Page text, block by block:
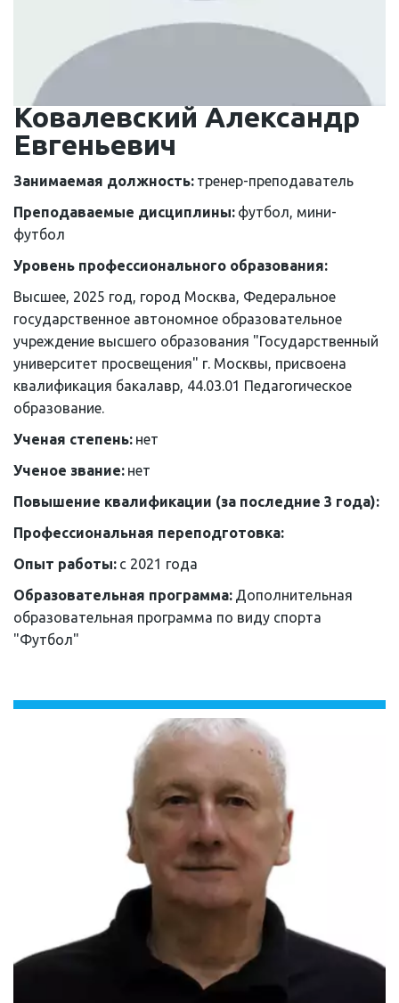
Ковалевский Александр
Евгеньевич
Занимаемая должность: тренер-преподаватель
Преподаваемые дисциплины: футбол, мини-
футбол
Уровень профессионального образования:
Высшее, 2025 год, город Москва, Федеральное
государственное автономное образовательное
учреждение высшего образования "Государственный
университет просвещения" г. Москвы, присвоена
квалификация бакалавр, 44.03.01 Педагогическое
образование.
Ученая степень: нет
Ученое звание: нет
Повышение квалификации (за последние 3 года):
Профессиональная переподготовка:
Опыт работы: с 2021 года
Образовательная программа: Дополнительная
образовательная программа по виду спорта
"Футбол"